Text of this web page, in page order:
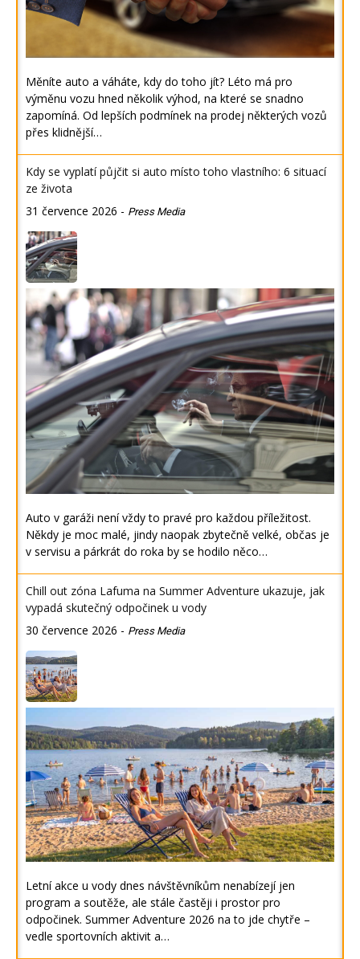
Měníte auto a váháte, kdy do toho jít? Léto má pro
výměnu vozu hned několik výhod, na které se snadno
zapomíná. Od lepších podmínek na prodej některých vozů
přes klidnější…
Kdy se vyplatí půjčit si auto místo toho vlastního: 6 situací
ze života
31 července 2026 - Press Media
Auto v garáži není vždy to pravé pro každou příležitost.
Někdy je moc malé, jindy naopak zbytečně velké, občas je
v servisu a párkrát do roka by se hodilo něco…
Chill out zóna Lafuma na Summer Adventure ukazuje, jak
vypadá skutečný odpočinek u vody
30 července 2026 - Press Media
Letní akce u vody dnes návštěvníkům nenabízejí jen
program a soutěže, ale stále častěji i prostor pro
odpočinek. Summer Adventure 2026 na to jde chytře –
vedle sportovních aktivit a…